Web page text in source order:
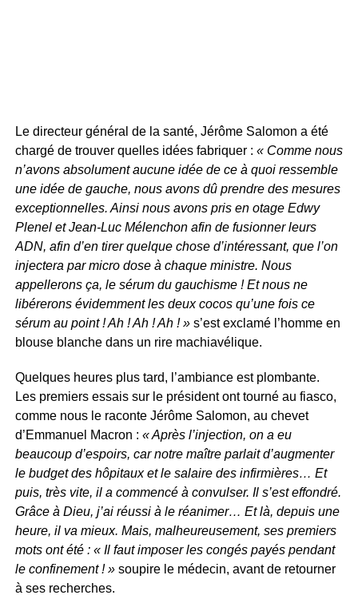
Le directeur général de la santé, Jérôme Salomon a été
chargé de trouver quelles idées fabriquer : « Comme nous
n’avons absolument aucune idée de ce à quoi ressemble
une idée de gauche, nous avons dû prendre des mesures
exceptionnelles. Ainsi nous avons pris en otage Edwy
Plenel et Jean-Luc Mélenchon afin de fusionner leurs
ADN, afin d’en tirer quelque chose d’intéressant, que l’on
injectera par micro dose à chaque ministre. Nous
appellerons ça, le sérum du gauchisme ! Et nous ne
libérerons évidemment les deux cocos qu’une fois ce
sérum au point ! Ah ! Ah ! Ah ! » s’est exclamé l’homme en
blouse blanche dans un rire machiavélique.
Quelques heures plus tard, l’ambiance est plombante.
Les premiers essais sur le président ont tourné au fiasco,
comme nous le raconte Jérôme Salomon, au chevet
d’Emmanuel Macron : « Après l’injection, on a eu
beaucoup d’espoirs, car notre maître parlait d’augmenter
le budget des hôpitaux et le salaire des infirmières… Et
puis, très vite, il a commencé à convulser. Il s’est effondré.
Grâce à Dieu, j’ai réussi à le réanimer… Et là, depuis une
heure, il va mieux. Mais, malheureusement, ses premiers
mots ont été : « Il faut imposer les congés payés pendant
le confinement ! »soupire le médecin, avant de retourner
à ses recherches.